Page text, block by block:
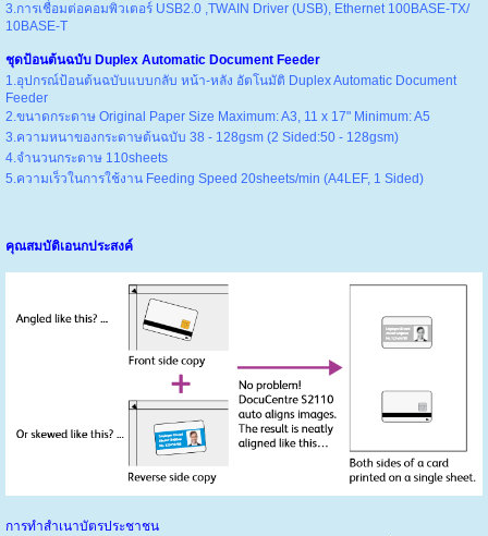
3.การเชื่อมต่อคอมพิวเตอร์ USB2.0 ,TWAIN Driver (USB), Ethernet 100BASE-TX/
10BASE-T
ชุดป้อนต้นฉบับ Duplex Automatic Document Feeder
1.อุปกรณ์ป้อนต้นฉบับแบบกลับ หน้า-หลัง อัตโนมัติ Duplex Automatic Document
Feeder
2.ขนาดกระดาษ Original Paper Size Maximum: A3, 11 x 17" Minimum: A5
3.ความหนาของกระดาษต้นฉบับ 38 - 128gsm (2 Sided:50 - 128gsm)
4.จำนวนกระดาษ 110sheets
5.ความเร็วในการใช้งาน Feeding Speed 20sheets/min (A4LEF, 1 Sided)
คุณสมบัติเอนกประสงค์
การทำสำเนาบัตรประชาชน